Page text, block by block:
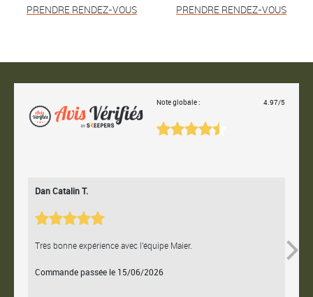
PRENDRE RENDEZ-VOUS PRENDRE RENDEZ-VOUS
Note globale : 4.97/5
Dan Catalin T.
Très bonne expérience avec l'équipe Maier.
Commande passée le 15/06/2026